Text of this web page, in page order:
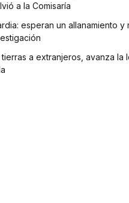
a la Comisaría
esperan un allanamiento y
a extranjeros, avanza la